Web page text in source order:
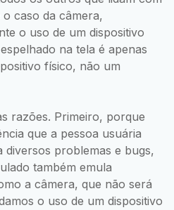
caso da câmera,
o uso de um dispositivo
na tela é apenas
físico, não um
razões. Primeiro, porque
que a pessoa usuária
diversos problemas e bugs,
também emula
a câmera, que não será
o uso de um dispositivo